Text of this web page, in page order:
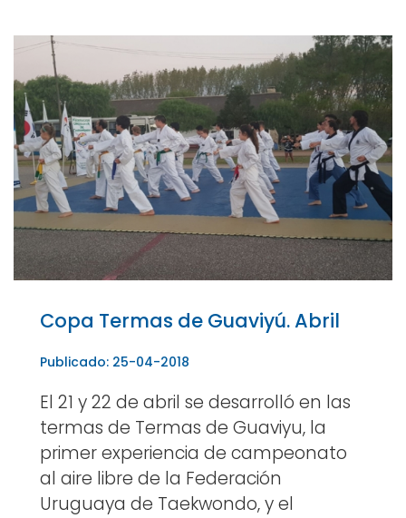
Copa Termas de Guaviyú. Abril
Publicado: 25-04-2018
El 21 y 22 de abril se desarrolló en las
termas de Termas de Guaviyu, la
primer experiencia de campeonato
al aire libre de la Federación
Uruguaya de Taekwondo, y el